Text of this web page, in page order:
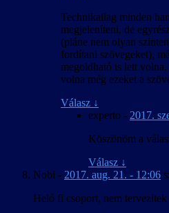
Technikailag minden
megjeleníteni, de
(pláne nem olyan
fordítani szövegeket),
megoldható is lett
volna még ezeket a
Válasz ↓
experto - 2017.
Köszönöm a
Válasz ↓
Nobi - 2017. aug. 21. - 12:06
Heló fi csoport, nem